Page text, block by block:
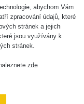
se zde
abychom Vám
zpracování údajů, které
stránek a jejich
jsou využívány k
stránek.
zde.